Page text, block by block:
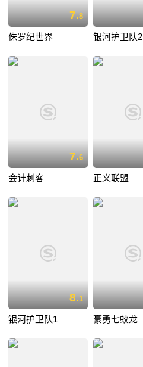
7.8
侏罗纪世界 银河护卫队2
7.6
会计刺客 正义联盟
8.1
银河护卫队1 豪勇七蛟龙